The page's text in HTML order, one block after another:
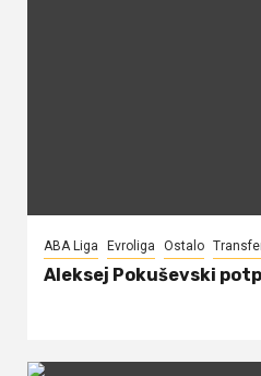
ABA Liga Evroliga Ostalo
Aleksej Pokuševski